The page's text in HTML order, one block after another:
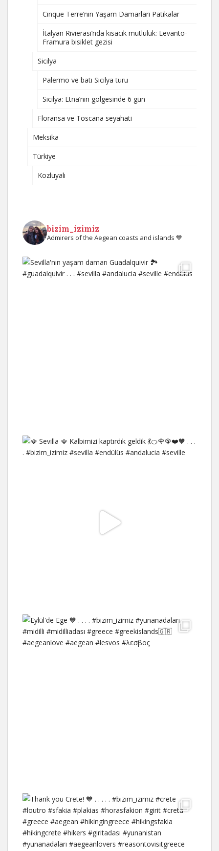
Cinque Terre’nin Yaşam Damarları Patikalar
İtalyan Rivierası’nda kısacık mutluluk: Levanto-
Framura bisiklet gezisi
Sicilya
Palermo ve batı Sicilya turu
Sicilya: Etna’nın gölgesinde 6 gün
Floransa ve Toscana seyahati
Meksika
Türkiye
Kozluyalı
bizim_izimiz
Admirers of the Aegean coasts and islands 💙